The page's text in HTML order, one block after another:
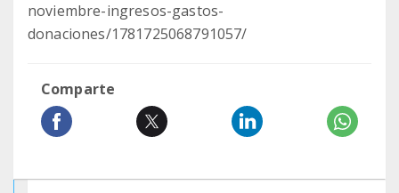
noviembre-ingresos-gastos-
donaciones/1781725068791057/
Comparte